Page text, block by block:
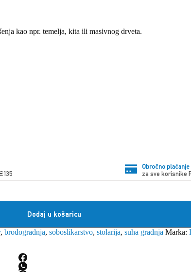
kao npr. temelja, kita ili masivnog drveta.
Obročno
za sve korisnike
Dodaj u košaricu
, brodogradnja, soboslikarstvo, stolarija, suha gradnja Marka: